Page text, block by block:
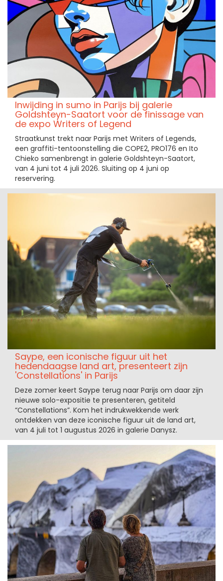
Inwijding in sumo in Parijs bij galerie
Goldshteyn-Saatort voor de finissage van
de expo Writers of Legend
Straatkunst trekt naar Parijs met Writers of Legends,
een graffiti-tentoonstelling die COPE2, PRO176 en Ito
Chieko samenbrengt in galerie Goldshteyn-Saatort,
van 4 juni tot 4 juli 2026. Sluiting op 4 juni op
reservering.
Saype, een iconische figuur uit het
hedendaagse land art, presenteert zijn
'Constellations' in Parijs
Deze zomer keert Saype terug naar Parijs om daar zijn
nieuwe solo-expositie te presenteren, getiteld
“Constellations”. Kom het indrukwekkende werk
ontdekken van deze iconische figuur uit de land art,
van 4 juli tot 1 augustus 2026 in galerie Danysz.